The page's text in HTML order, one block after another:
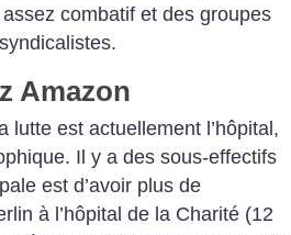
combatif et des groupes
Amazon
lutte est actuellement l’hôpital,
Il y a des sous-effectifs
est d’avoir plus de
à l’hôpital de la Charité (12